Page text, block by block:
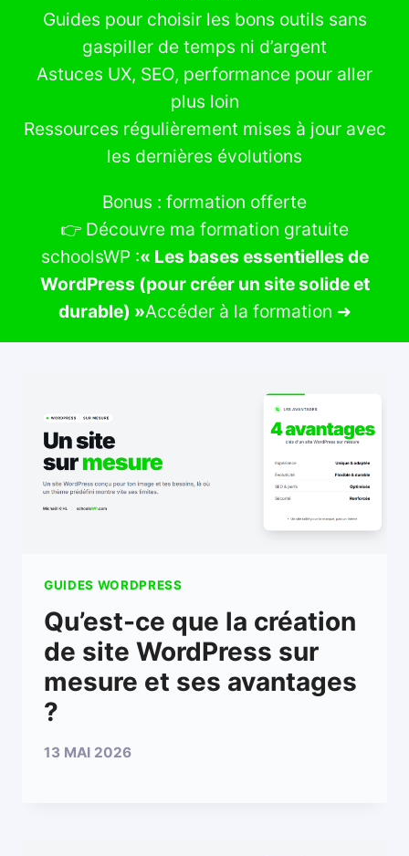
Guides pour choisir les bons outils sans
gaspiller de temps ni d’argent
Astuces UX, SEO, performance pour aller
plus loin
Ressources régulièrement mises à jour avec
les dernières évolutions
Bonus : formation offerte
👉 Découvre ma formation gratuite
schoolsWP :« Les bases essentielles de
WordPress (pour créer un site solide et
durable) »Accéder à la formation ➜
GUIDES WORDPRESS
Qu’est-ce que la création
de site WordPress sur
mesure et ses avantages
?
13 MAI 2026